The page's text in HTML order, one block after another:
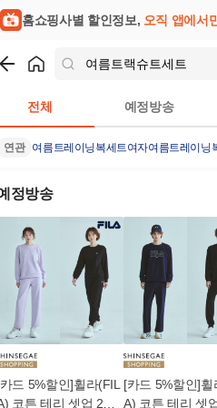
홈쇼핑사별 할인정보, 오직 앱에서
전체 예정방송
연관 여름트레이닝복세트여자여름트레이닝
정방송
드 5%할인]휠라(FIL
코튼 테리 셋업 2세
[카드 5%할인]휠
A) 코튼 테리 셋업